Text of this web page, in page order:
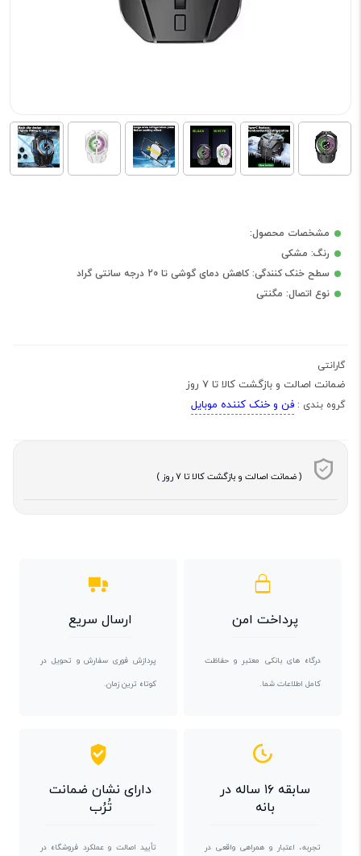
مشخصات محصول:
رنگ: مشکی
سطح خنک کنندگی: کاهش دمای گوشی تا 20 درجه سانتی گراد
نوع اتصال: مگنتی
گارانتی
ضمانت اصالت و بازگشت کالا تا 7 روز
گروه بندی : فن و خنک کننده موبایل
( ضمانت اصالت و بازگشت کالا تا 7 روز )
پرداخت امن
درگاه های بانکی معتبر و حفاظت
کامل اطلاعات شما.
ارسال سریع
پردازش فوری سفارش و تحویل در
کوتاه ترین زمان.
سابقه ۱۶ ساله در
بانه
تجربه، اعتبار و همراهی واقعی در
دارای نشان ضمانت
تُرُب
تأیید اصالت و عملکرد فروشگاه در